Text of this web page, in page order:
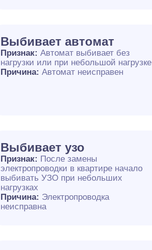
Выбивает автомат
Признак:Автомат выбивает без
нагрузки или при небольшой нагрузке
Причина:Автомат неисправен
Выбивает узо
Признак: После замены
электропроводки в квартире начало
выбивать УЗО при небольших
нагрузках
Причина: Электропроводка
неисправна